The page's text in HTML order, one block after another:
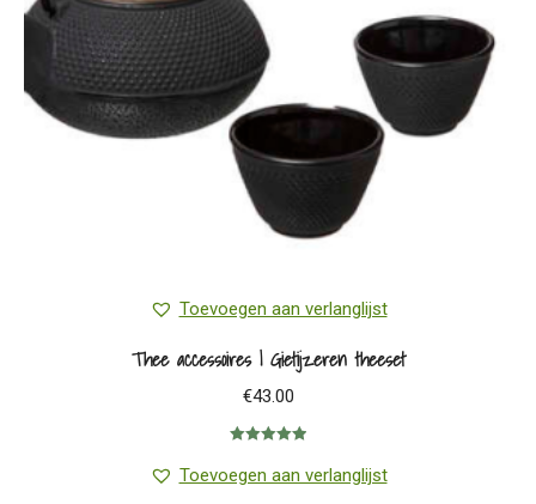
Toevoegen aan verlanglijst
Thee accessoires | Gietijzeren theeset
€43.00
5.00 uit 5
Toevoegen aan verlanglijst